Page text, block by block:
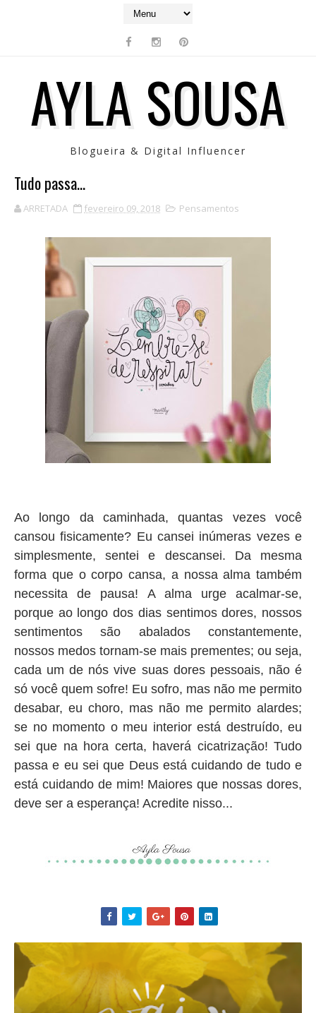
AYLA SOUSA
Blogueira & Digital Influencer
Tudo passa...
ARRETADA fevereiro 09, 2018 Pensamentos
Ao longo da caminhada, quantas vezes você
cansou fisicamente? Eu cansei inúmeras vezes e
simplesmente, sentei e descansei. Da mesma
forma que o corpo cansa, a nossa alma também
necessita de pausa! A alma urge acalmar-se,
porque ao longo dos dias sentimos dores, nossos
sentimentos são abalados constantemente,
nossos medos tornam-se mais prementes; ou seja,
cada um de nós vive suas dores pessoais, não é
só você quem sofre! Eu sofro, mas não me permito
desabar, eu choro, mas não me permito alardes;
se no momento o meu interior está destruído, eu
sei que na hora certa, haverá cicatrização! Tudo
passa e eu sei que Deus está cuidando de tudo e
está cuidando de mim! Maiores que nossas dores,
deve ser a esperança! Acredite nisso...